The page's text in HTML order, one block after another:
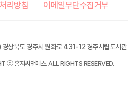
리방침 이메일무단수집거부
상북도 경주시 원화로 431-12 경주시립도서관
ⓒ 홍지씨앤에스. ALL RIGHTS RESERVED.